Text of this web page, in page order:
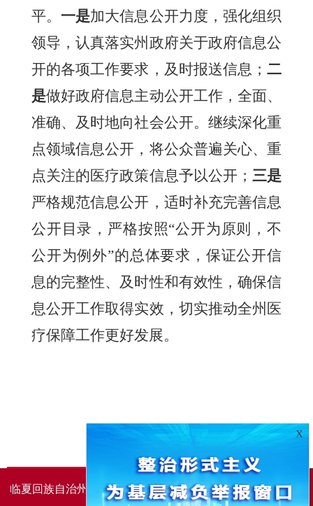
平。 一是加大信息公开力度，强化组织
领导，认真落实州政府关于政府信息公
开的各项工作要求，及时报送信息； 二
是做好政府信息主动公开工作，全面、
准确、及时地向社会公开。继续深化重
点领域信息公开，将公众普遍关心、重
点关注的医疗政策信息予以公开； 三是
严格规范信息公开，适时补充完善信息
公开目录，严格按照“公开为原则，不
公开为例外”的总体要求，保证公开信
息的完整性、及时性和有效性，确保信
息公开工作取得实效，切实推动全州医
疗保障工作更好发展。
临夏回族自治州人民政府办公室主办 临夏回族自治州人民政
府信息中心承办
X